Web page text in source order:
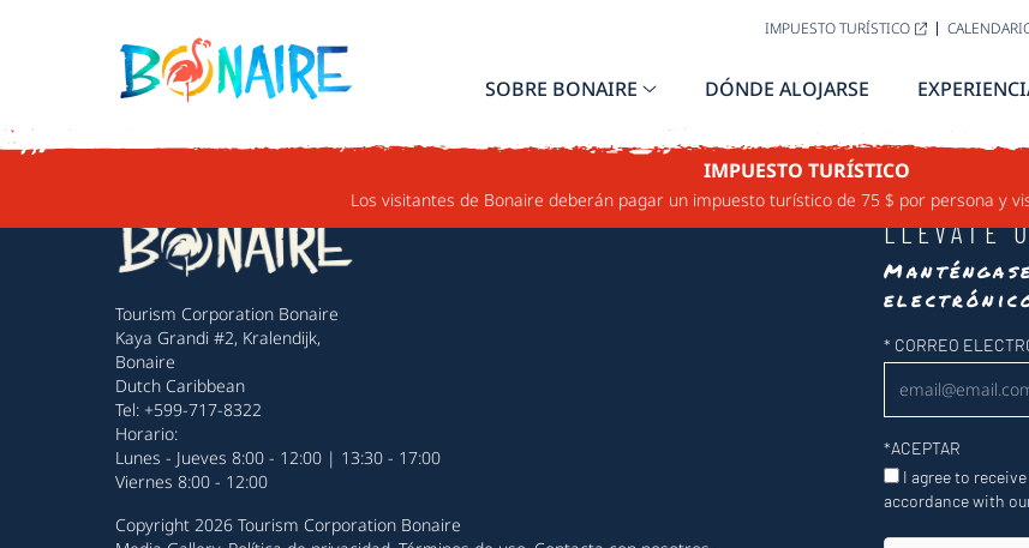
IMPUESTO TURÍSTICO
SOBRE BONAIRE DÓNDE ALOJARSE
IMPUESTO TURÍSTICO
Los visitantes de Bonaire deberán pagar un impuesto turístico de 75 $ por persona y
Tourism Corporation Bonaire
Kaya Grandi #2, Kralendijk,
Bonaire
Dutch Caribbean
Tel: +599-717-8322
Horario:
Lunes - Jueves 8:00 - 12:00 | 13:30 - 17:00
Viernes 8:00 - 12:00
Copyright 2026 Tourism Corporation Bonaire
LLÉVATE
Newsletter
* CORREO
*ACEPTAR
I agree to
accordance with